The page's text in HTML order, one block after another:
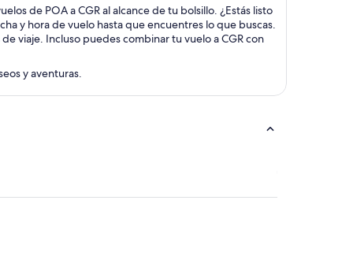
de POA a CGR al alcance de tu bolsillo. ¿Estás listo
y hora de vuelo hasta que encuentres lo que buscas.
viaje. Incluso puedes combinar tu vuelo a CGR con
y aventuras.